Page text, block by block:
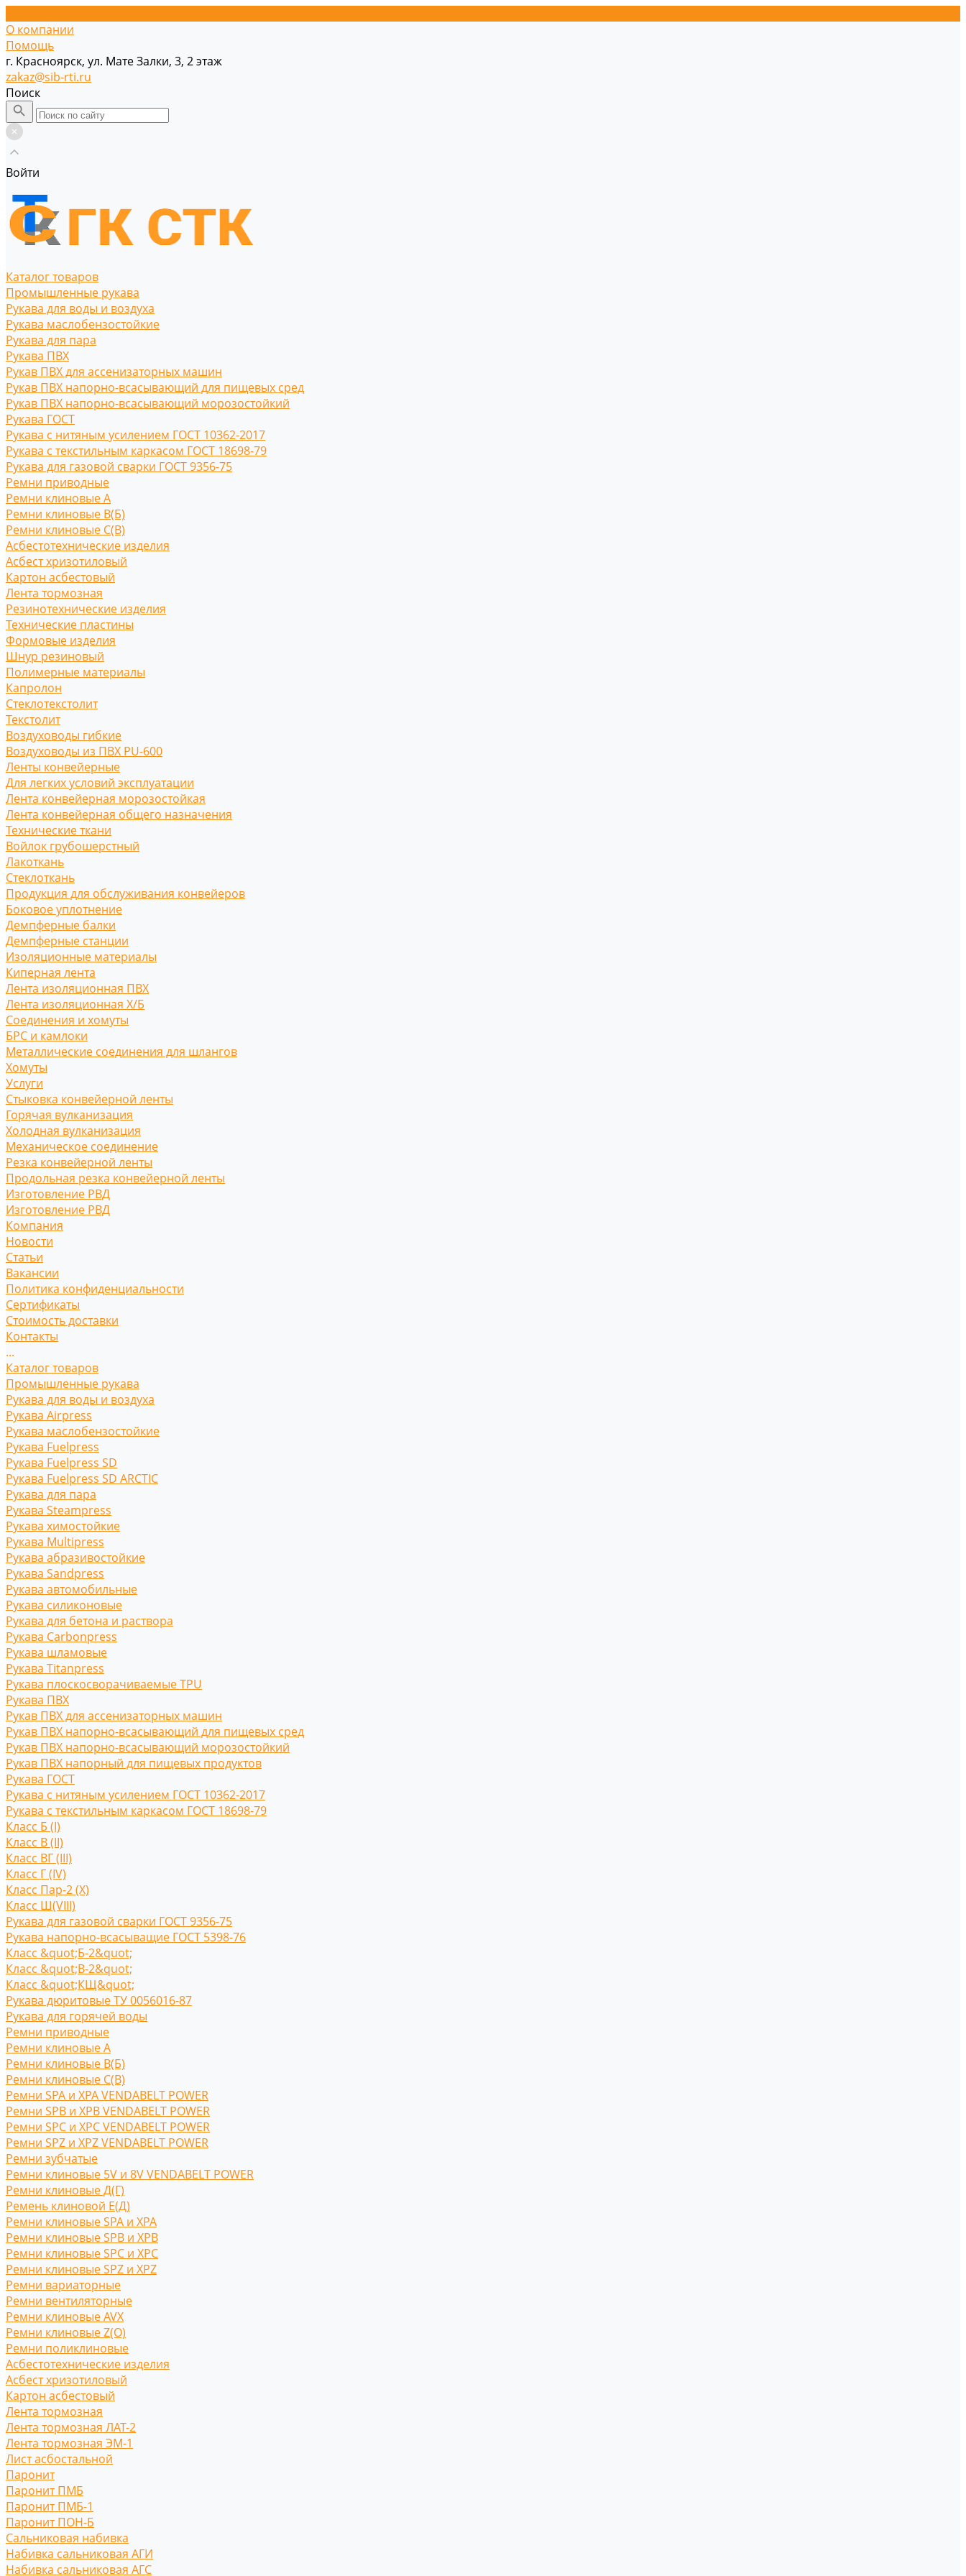
О компании
Помощь
г. Красноярск, ул. Мате Залки, 3, 2 этаж
zakaz@sib-rti.ru
Поиск
Войти
Каталог товаров
Промышленные рукава
Рукава для воды и воздуха
Рукава маслобензостойкие
Рукава для пара
Рукава ПВХ
Рукав ПВХ для ассенизаторных машин
Рукав ПВХ напорно-всасывающий для пищевых сред
Рукав ПВХ напорно-всасывающий морозостойкий
Рукава ГОСТ
Рукава с нитяным усилением ГОСТ 10362-2017
Рукава с текстильным каркасом ГОСТ 18698-79
Рукава для газовой сварки ГОСТ 9356-75
Ремни приводные
Ремни клиновые A
Ремни клиновые В(Б)
Ремни клиновые С(B)
Асбестотехнические изделия
Асбест хризотиловый
Картон асбестовый
Лента тормозная
Резинотехнические изделия
Технические пластины
Формовые изделия
Шнур резиновый
Полимерные материалы
Капролон
Стеклотекстолит
Текстолит
Воздуховоды гибкие
Воздуховоды из ПВХ PU-600
Ленты конвейерные
Для легких условий эксплуатации
Лента конвейерная морозостойкая
Лента конвейерная общего назначения
Технические ткани
Войлок грубошерстный
Лакоткань
Стеклоткань
Продукция для обслуживания конвейеров
Боковое уплотнение
Демпферные балки
Демпферные станции
Изоляционные материалы
Киперная лента
Лента изоляционная ПВХ
Лента изоляционная Х/Б
Соединения и хомуты
БРС и камлоки
Металлические соединения для шлангов
Хомуты
Услуги
Стыковка конвейерной ленты
Горячая вулканизация
Холодная вулканизация
Механическое соединение
Резка конвейерной ленты
Продольная резка конвейерной ленты
Изготовление РВД
Изготовление РВД
Компания
Новости
Статьи
Вакансии
Политика конфиденциальности
Сертификаты
Стоимость доставки
Контакты
...
Каталог товаров
Промышленные рукава
Рукава для воды и воздуха
Рукава Airpress
Рукава маслобензостойкие
Рукава Fuelpress
Рукава Fuelpress SD
Рукава Fuelpress SD ARCTIC
Рукава для пара
Рукава Steampress
Рукава химостойкие
Рукава Multipress
Рукава абразивостойкие
Рукава Sandpress
Рукава автомобильные
Рукава силиконовые
Рукава для бетона и раствора
Рукава Carbonpress
Рукава шламовые
Рукава Titanpress
Рукава плоскосворачиваемые TPU
Рукава ПВХ
Рукав ПВХ для ассенизаторных машин
Рукав ПВХ напорно-всасывающий для пищевых сред
Рукав ПВХ напорно-всасывающий морозостойкий
Рукав ПВХ напорный для пищевых продуктов
Рукава ГОСТ
Рукава с нитяным усилением ГОСТ 10362-2017
Рукава с текстильным каркасом ГОСТ 18698-79
Класс Б (I)
Класс В (II)
Класс ВГ (III)
Класс Г (IV)
Класс Пар-2 (X)
Класс Ш(VIII)
Рукава для газовой сварки ГОСТ 9356-75
Рукава напорно-всасыващие ГОСТ 5398-76
Класс &quot;Б-2&quot;
Класс &quot;В-2&quot;
Класс &quot;КЩ&quot;
Рукава дюритовые ТУ 0056016-87
Рукава для горячей воды
Ремни приводные
Ремни клиновые A
Ремни клиновые В(Б)
Ремни клиновые С(B)
Ремни SPA и XPA VENDABELT POWER
Ремни SPB и XPB VENDABELT POWER
Ремни SPC и XPC VENDABELT POWER
Ремни SPZ и XPZ VENDABELT POWER
Ремни зубчатые
Ремни клиновые 5V и 8V VENDABELT POWER
Ремни клиновые Д(Г)
Ремень клиновой Е(Д)
Ремни клиновые SPA и XPA
Ремни клиновые SPB и XPB
Ремни клиновые SPC и XPC
Ремни клиновые SPZ и XPZ
Ремни вариаторные
Ремни вентиляторные
Ремни клиновые AVX
Ремни клиновые Z(O)
Ремни поликлиновые
Асбестотехнические изделия
Асбест хризотиловый
Картон асбестовый
Лента тормозная
Лента тормозная ЛАТ-2
Лента тормозная ЭМ-1
Лист асбостальной
Паронит
Паронит ПМБ
Паронит ПМБ-1
Паронит ПОН-Б
Сальниковая набивка
Набивка сальниковая АГИ
Набивка сальниковая АГС